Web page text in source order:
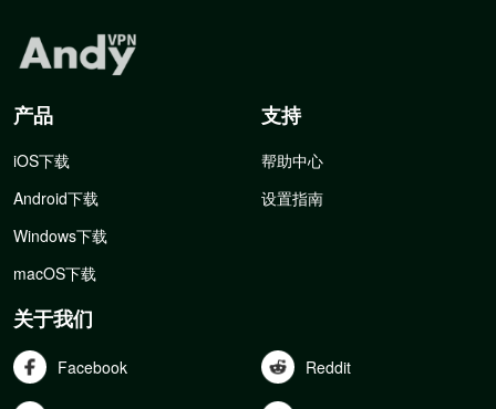
产品
iOS下载
Android下载
Windows下载
macOS下载
支持
帮助中心
设置指南
关于我们
Facebook Reddit